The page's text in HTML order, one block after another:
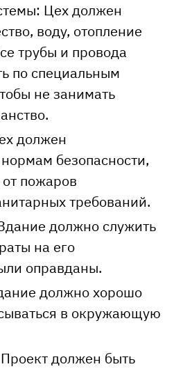
Цех должен
воду, отопление
трубы и провода
по специальным
не занимать
должен
нормам безопасности,
пожаров
требований.
должно служить
на его
оправданы.
должно хорошо
в окружающую
должен быть